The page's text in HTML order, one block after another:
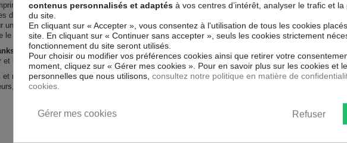
sur un papier intissé spécial et de haute qualité qui
détails parfaitement reproduits. Grâce à une impression
châssis fait de matériaux respectueux de
le tableau immédiatement sans avoir à l'encadrer.
est résistant aux rayons UV, inodore et 100 % sûr,
et la chambre des enfants.
modernes constituent un moyen simple et pas cher de
il y en a pour tous les goût.
Thème
Impression
contenus personnalisés et adaptés à vos centres d’intérêt, analyser le trafic et
du site.
En cliquant sur « Accepter », vous consentez à l'utilisation de tous les cookies
site. En cliquant sur « Continuer sans accepter », seuls les cookies strictement
fonctionnement du site seront utilisés.
Pour choisir ou modifier vos préférences cookies ainsi que retirer votre
moment, cliquez sur « Gérer mes cookies ». Pour en savoir plus sur les cookies et
personnelles que nous utilisons, consultez notre politique en matière de
cookies.
Refuser
Gérer mes cookies